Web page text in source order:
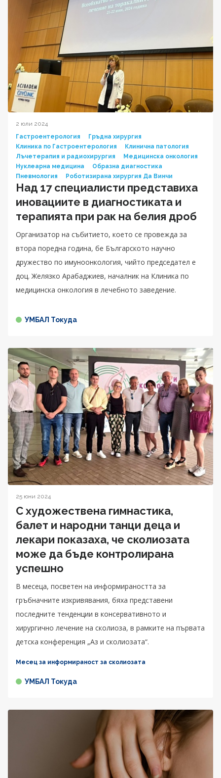
2 юли 2024
Гастроентерология
Гръдна хирургия
Клиника по Гастроентерология
Клинична патология
Лъчетерапия и радиохирургия
Медицинска онкология
Нуклеарна медицина
Образна диагностика
Пневмология
Роботизирана хирургия Да Винчи
Над 17 специалисти представиха
иновациите в диагностиката и
терапията при рак на белия дроб
Организатор на събитието, което се провежда за
втора поредна година, бе Българското научно
дружество по имуноонкология, чийто председател е
доц. Желязко Арабаджиев, началник на Клиника по
медицинска онкология в лечебното заведение.
УМБАЛ Токуда
25 юни 2024
С художествена гимнастика,
балет и народни танци деца и
лекари показаха, че сколиозата
може да бъде контролирана
успешно
В месеца, посветен на информираността за
гръбначните изкривявания, бяха представени
последните тенденции в консервативното и
хирургично лечение на сколиоза, в рамките на първата
детска конференция „Аз и сколиозата“.
Месец за информираност за сколиозата
УМБАЛ Токуда